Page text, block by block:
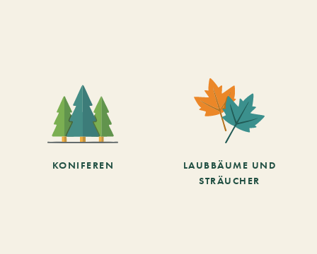
KONIFEREN
LAUBBÄUME UND
STRÄUCHER